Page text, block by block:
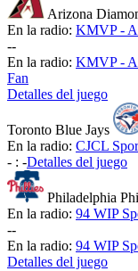
Arizona
En la radio: KMVP -
--
En la radio: KMVP -
Fan
Detalles del juego
Toronto Blue Jays
En la radio: CJCL
- : -Detalles del juego
Philadelphia
En la radio: 94 WIP
--
En la radio: 94 WIP
Detalles del juego